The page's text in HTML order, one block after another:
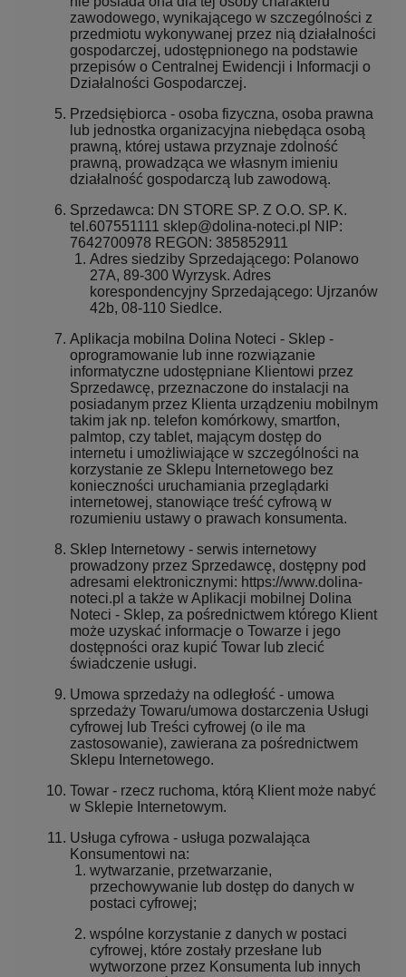
zawodowego, wynikającego w szczególności z
przedmiotu wykonywanej przez nią działalności
gospodarczej, udostępnionego na podstawie
przepisów o Centralnej Ewidencji i Informacji o
Działalności Gospodarczej.
Przedsiębiorca - osoba fizyczna, osoba prawna
lub jednostka organizacyjna niebędąca osobą
prawną, której ustawa przyznaje zdolność
prawną, prowadząca we własnym imieniu
działalność gospodarczą lub zawodową.
Sprzedawca: DN STORE SP. Z O.O. SP. K.
tel.607551111 sklep@dolina-noteci.pl NIP:
7642700978 REGON: 385852911
Adres siedziby Sprzedającego: Polanowo
27A, 89-300 Wyrzysk. Adres
korespondencyjny Sprzedającego: Ujrzanów
42b, 08-110 Siedlce.
Aplikacja mobilna Dolina Noteci - Sklep -
oprogramowanie lub inne rozwiązanie
informatyczne udostępniane Klientowi przez
Sprzedawcę, przeznaczone do instalacji na
posiadanym przez Klienta urządzeniu mobilnym
takim jak np. telefon komórkowy, smartfon,
palmtop, czy tablet, mającym dostęp do
internetu i umożliwiające w szczególności na
korzystanie ze Sklepu Internetowego bez
konieczności uruchamiania przeglądarki
internetowej, stanowiące treść cyfrową w
rozumieniu ustawy o prawach konsumenta.
Sklep Internetowy - serwis internetowy
prowadzony przez Sprzedawcę, dostępny pod
adresami elektronicznymi: https://www.dolina-
noteci.pl a także w Aplikacji mobilnej Dolina
Noteci - Sklep, za pośrednictwem którego Klient
może uzyskać informacje o Towarze i jego
dostępności oraz kupić Towar lub zlecić
świadczenie usługi.
Umowa sprzedaży na odległość - umowa
sprzedaży Towaru/umowa dostarczenia Usługi
cyfrowej lub Treści cyfrowej (o ile ma
zastosowanie), zawierana za pośrednictwem
Sklepu Internetowego.
Towar - rzecz ruchoma, którą Klient może nabyć
w Sklepie Internetowym.
Usługa cyfrowa - usługa pozwalająca
Konsumentowi na:
wytwarzanie, przetwarzanie,
przechowywanie lub dostęp do danych w
postaci cyfrowej;
wspólne korzystanie z danych w postaci
cyfrowej, które zostały przesłane lub
wytworzone przez Konsumenta lub innych